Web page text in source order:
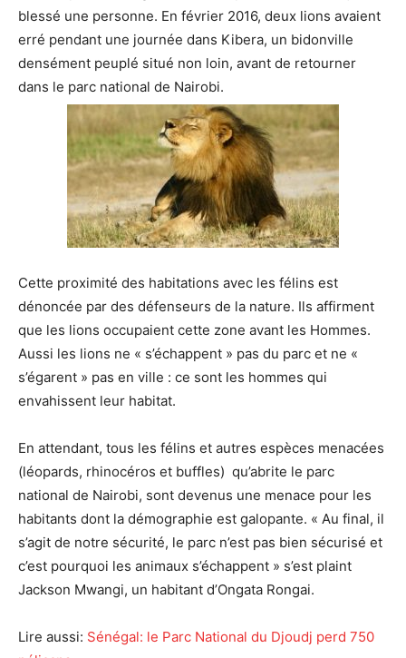
blessé une personne. En février 2016, deux lions avaient
erré pendant une journée dans Kibera, un bidonville
densément peuplé situé non loin, avant de retourner
dans le parc national de Nairobi.
Cette proximité des habitations avec les félins est
dénoncée par des défenseurs de la nature. Ils affirment
que les lions occupaient cette zone avant les Hommes.
Aussi les lions ne « s’échappent » pas du parc et ne «
s’égarent » pas en ville : ce sont les hommes qui
envahissent leur habitat.
En attendant, tous les félins et autres espèces menacées
(léopards, rhinocéros et buffles) qu’abrite le parc
national de Nairobi, sont devenus une menace pour les
habitants dont la démographie est galopante. « Au final, il
s’agit de notre sécurité, le parc n’est pas bien sécurisé et
c’est pourquoi les animaux s’échappent » s’est plaint
Jackson Mwangi, un habitant d’Ongata Rongai.
Lire aussi: Sénégal: le Parc National du Djoudj perd 750